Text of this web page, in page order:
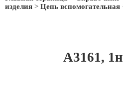
изделия > Цепь вспомогательная
А3161,